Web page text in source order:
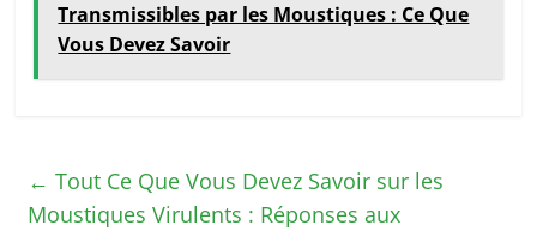
Transmissibles par les Moustiques : Ce Que
Vous Devez Savoir
← Tout Ce Que Vous Devez Savoir sur les
Moustiques Virulents : Réponses aux